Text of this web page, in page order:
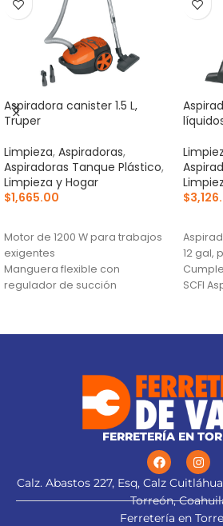
Aspiradora canister 1.5 L,
Truper
Limpieza, Aspiradoras,
Aspiradoras Tanque Plástico,
Limpieza y Hogar
$1,665.00
Motor de 1200 W para trabajos
exigentes
Manguera flexible con
regulador de succión
$
12 gal,
SCFI
FERRETERÍA EN
Calz. Abastos 227, Esq, Calz
Torreón,
Ferretería en